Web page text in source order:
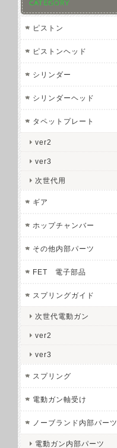
CATEGORY
ピストン
ピストンヘッド
シリンダー
シリンダーヘッド
タペットプレート
ver2
ver3
次世代用
ギア
ホップチャンバー
その他内部パーツ
FET 電子部品
スプリングガイド
次世代電動ガン
ver2
ver3
スプリング
電動ガン軸受け
ノーブランド内部パーツ
電動ガン内部パーツ